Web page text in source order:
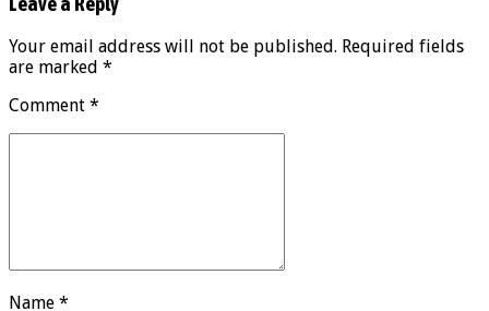
Your email address will not be published. Required fields
are marked *
Comment *
Name *